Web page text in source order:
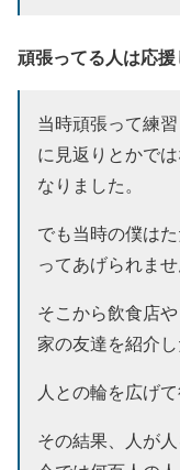
頑張ってる人は応
当時頑張って練
に見返りとかで
なりました。
でも当時の僕は
ってあげられま
そこから飲食店
家の友達を紹介し
人との輪を広げ
その結果、人が